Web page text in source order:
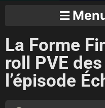
La Forme
roll PVE
l’épisode